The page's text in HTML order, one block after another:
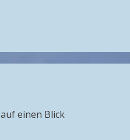
auf einen Blick